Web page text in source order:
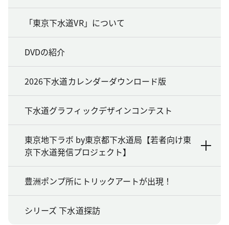
「東京下水道VR」について
DVDの紹介
2026下水道カレンダーダウンロード版
下水道グラフィックデザインコンテスト
東京地下ラボ by東京都下水道局【若者向け東
京下水道発信プロジェクト】
豊洲ポンプ所にトリックアートが出現！
シリーズ 下水道探訪